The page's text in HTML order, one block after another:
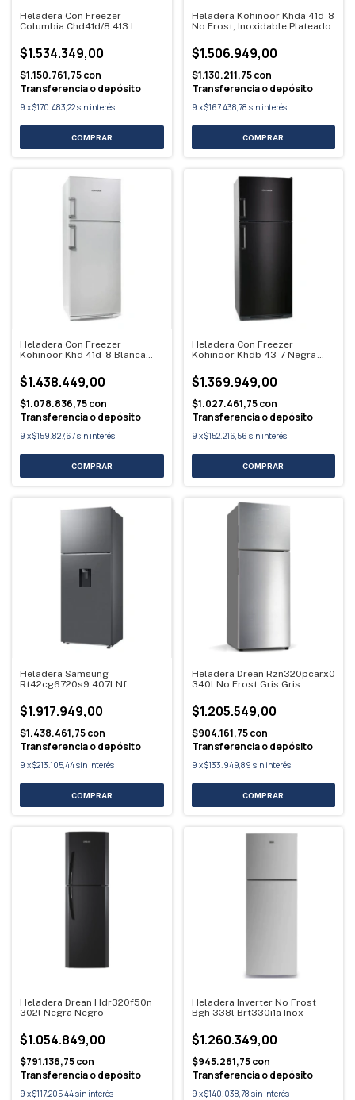
Heladera Con Freezer
Columbia Chd41d/8 413 L
$1.534.349,00
$1.150.761,75con
Transferencia o depósito
9 x$170.483,22sin interés
Heladera Kohinoor Khda 41d-8
No Frost, Inoxidable Plateado
$1.506.949,00
$1.130.211,75con
Transferencia o depósito
9 x$167.438,78 sin interés
Heladera Con Freezer
Kohinoor Khd 41d-8 Blanca
$1.438.449,00
$1.078.836,75con
Transferencia o depósito
9 x$159.827,67sin interés
Heladera Con Freezer
Kohinoor Khdb 43-7 Negra
$1.369.949,00
$1.027.461,75con
Transferencia o depósito
9 x$152.216,56 sin interés
Heladera Samsung
Rt42cg6720s9 407l Nf
$1.917.949,00
$1.438.461,75con
Transferencia o depósito
9 x$213.105,44sin interés
Heladera Drean Rzn320pcarx0
340l No Frost Gris Gris
$1.205.549,00
$904.161,75con
Transferencia o depósito
9 x$133.949,89 sin interés
Heladera Drean Hdr320f50n
302l Negra Negro
$1.054.849,00
$791.136,75con
Transferencia o depósito
9 x$117.205,44sin interés
Heladera Inverter No Frost
Bgh 338l Brt330i1a Inox
$1.260.349,00
$945.261,75con
Transferencia o depósito
9 x$140.038,78 sin interés